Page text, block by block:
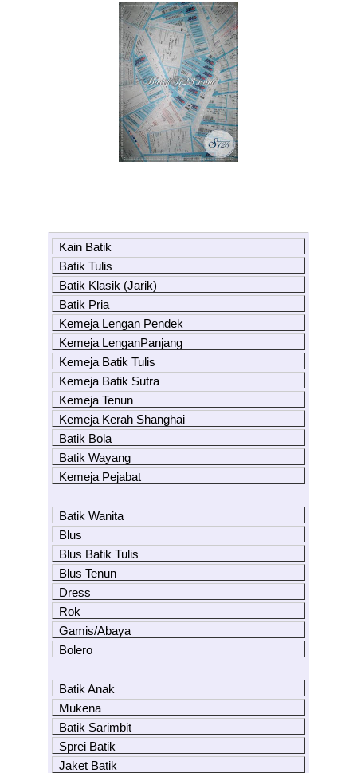
Kain Batik
Batik Tulis
Batik Klasik (Jarik)
Batik Pria
Kemeja Lengan Pendek
Kemeja LenganPanjang
Kemeja Batik Tulis
Kemeja Batik Sutra
Kemeja Tenun
Kemeja Kerah Shanghai
Batik Bola
Batik Wayang
Kemeja Pejabat
Batik Wanita
Blus
Blus Batik Tulis
Blus Tenun
Dress
Rok
Gamis/Abaya
Bolero
Batik Anak
Mukena
Batik Sarimbit
Sprei Batik
Jaket Batik